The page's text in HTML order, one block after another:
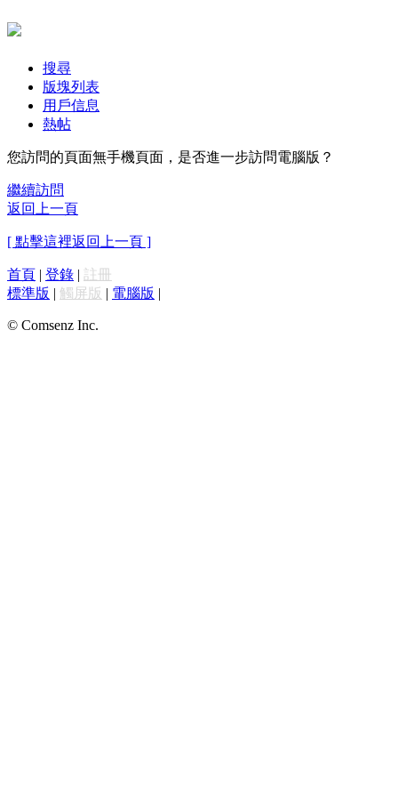
搜尋
版塊列表
用戶信息
熱帖
您訪問的頁面無手機頁面，是否進一步訪問電腦版？
繼續訪問
返回上一頁
[ 點擊這裡返回上一頁 ]
首頁 | 登錄 | 註冊
標準版 | 觸屏版 | 電腦版 |
© Comsenz Inc.